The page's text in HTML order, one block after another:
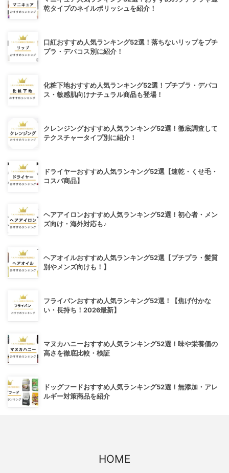
乾タイプのネイルポリッシュを紹介！
口紅おすすめ人気ランキング52選！落ちないリップをプチ
プラ・デパコス別に紹介！
化粧下地おすすめ人気ランキング52選！プチプラ・デパコ
ス・敏感肌向けナチュラル商品も登場！
クレンジングおすすめ人気ランキング52選！徹底調査して
テクスチャータイプ別に紹介！
ドライヤーおすすめ人気ランキング52選【速乾・くせ毛・
コスパ商品】
ヘアアイロンおすすめ人気ランキング52選！初心者・メン
ズ向け・海外対応も♪
ヘアオイルおすすめ人気ランキング52選【プチプラ・髪質
別やメンズ向けも！】
フライパンおすすめ人気ランキング52選！【焦げ付かな
い・長持ち！2026最新】
マヌカハニーおすすめ人気ランキング52選！味や栄養価の
高さを徹底比較・検証
ドッグフードおすすめ人気ランキング52選！無添加・アレ
ルギー対策商品を紹介
HOME